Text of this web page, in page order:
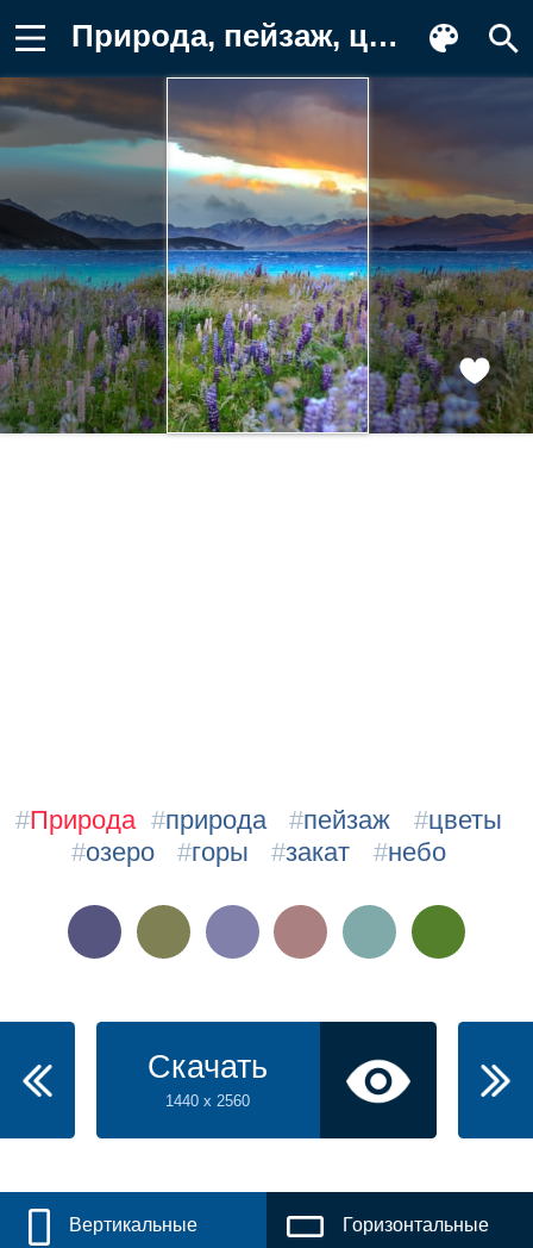
Природа, пейзаж, цветы, озеро, горы Картинка на телефон
#Природа #природа #пейзаж #цветы
#озеро #горы #закат #небо
Скачать
1440 x 2560
Вертикальные Горизонтальные